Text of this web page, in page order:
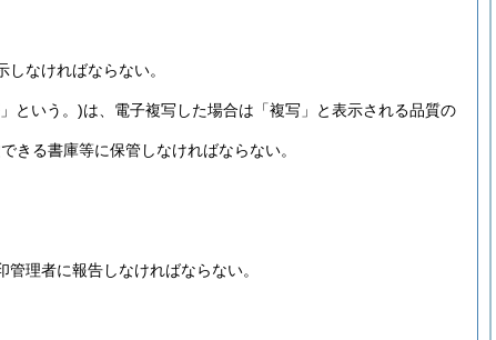
なければならない。
という。)は、電子複写した場合は「複写」と表示される品質の
きる書庫等に保管しなければならない。
理者に報告しなければならない。